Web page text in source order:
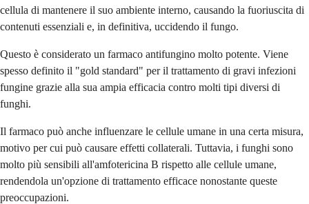
cellula di mantenere il suo ambiente interno, causando la fuoriuscita di
contenuti essenziali e, in definitiva, uccidendo il fungo.
Questo è considerato un farmaco antifungino molto potente. Viene
spesso definito il "gold standard" per il trattamento di gravi infezioni
fungine grazie alla sua ampia efficacia contro molti tipi diversi di
funghi.
Il farmaco può anche influenzare le cellule umane in una certa misura,
motivo per cui può causare effetti collaterali. Tuttavia, i funghi sono
molto più sensibili all'amfotericina B rispetto alle cellule umane,
rendendola un'opzione di trattamento efficace nonostante queste
preoccupazioni.